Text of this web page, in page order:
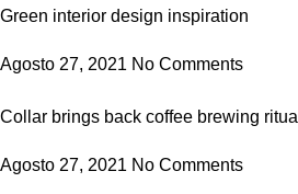
Green interior design inspiration
Agosto 27, 2021 No Comments
Collar brings back coffee brewing ritual
Agosto 27, 2021 No Comments